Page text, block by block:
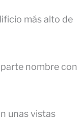
más alto de
nombre con
unas vistas